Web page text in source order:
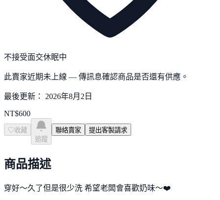
不接受面交休眠中
此賣家近期未上線 — 傳訊息確認商品是否還有供應。
最後更新： 2026年8月2日
NT$600
♡ 收藏
追蹤
聯絡賣家 提出客製請求
商品描述
穿好～久了但是很少洗 希望老闆會喜歡奶味～❤️